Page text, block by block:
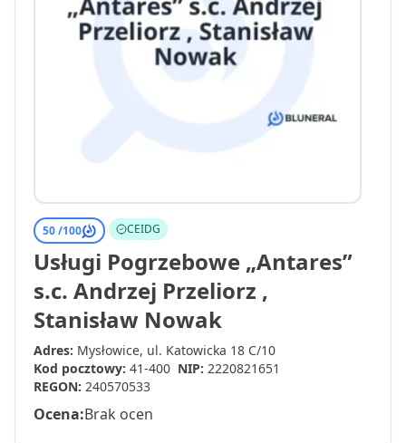
50 /100 CEIDG
Usługi Pogrzebowe „Antares”
s.c. Andrzej Przeliorz ,
Stanisław Nowak
Adres: Mysłowice, ul. Katowicka 18 C/10
Kod pocztowy: 41-400 NIP: 2220821651
REGON: 240570533
Ocena:Brak ocen